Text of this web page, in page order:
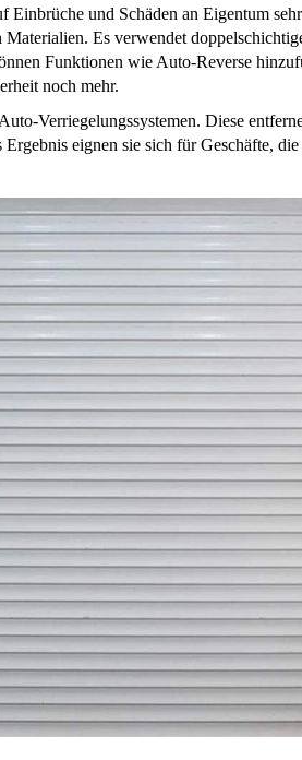
Einbrüche und Schäden an Eigentum
Es verwendet
Funktionen wie Auto-Reverse
noch mehr.
Verriegelungssystemen. Diese
eignen sie sich für Geschäfte,